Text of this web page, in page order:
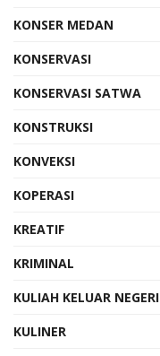
KONSER MEDAN
KONSERVASI
KONSERVASI SATWA
KONSTRUKSI
KONVEKSI
KOPERASI
KREATIF
KRIMINAL
KULIAH KELUAR NEGERI
KULINER